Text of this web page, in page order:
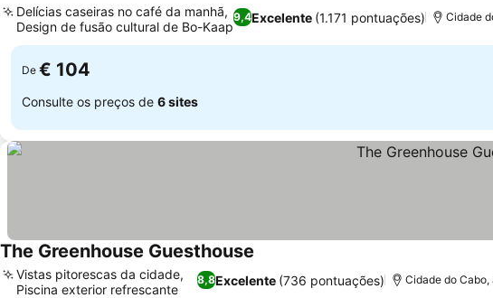
9,4Excelente (1.171 pontuações)
Delícias caseiras no café da manhã,
Design de fusão cultural de Bo-Kaap
Cidade
De € 104
Consulte os preços de 6 sites
The Greenhouse Guesthouse
8,8Excelente (736 pontuações)
Vistas pitorescas da cidade,
Piscina exterior refrescante
Cidade do